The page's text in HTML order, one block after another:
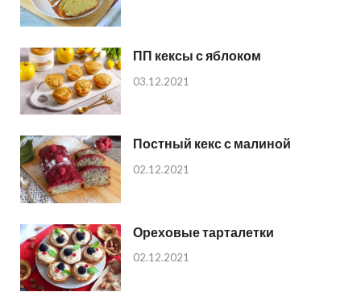
ПП кексы с яблоком
03.12.2021
Постный кекс с малиной
02.12.2021
Ореховые тарталетки
02.12.2021